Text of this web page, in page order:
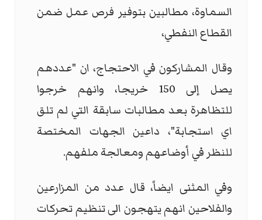
السماوة، مطالبين بتوفير فرص عمل ضمن
القطاع النفطي،
وقال المشاركون في الاحتجاج، ان "عددهم
يصل إلى 150 خريجا، وانهم خرجوا
للتظاهرة بعد مطالبات سابقة التي لم تلق
اي استجابة"، داعين الجهات المختصة
للنظر في أوضاعهم ومعالجة ملفهم.
وفي المثنى ايضاً، قال عدد من المزارعين
والفلاحين انهم يتهجون الى تنظيم تحركات